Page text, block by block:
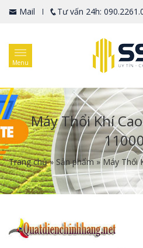
Mail Tư vấn 24h:
Menu
Máy Thổi Khí
Trang chủ» Sản phẩm»Máy Thổi